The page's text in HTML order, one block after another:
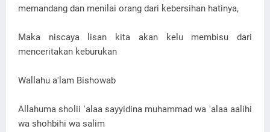
memandang dan menilai orang dari kebersihan hatinya,
Maka niscaya lisan kita akan kelu membisu dari
menceritakan keburukan
Wallahu a'lam Bishowab
Allahuma sholii 'alaa sayyidina muhammad wa 'alaa aalihi
wa shohbihi wa salim